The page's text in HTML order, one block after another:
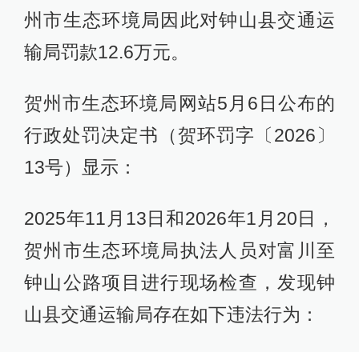
州市生态环境局因此对钟山县交通运
输局罚款12.6万元。
贺州市生态环境局网站5月6日公布的
行政处罚决定书（贺环罚字〔2026〕
13号）显示：
2025年11月13日和2026年1月20日，
贺州市生态环境局执法人员对富川至
钟山公路项目进行现场检查，发现钟
山县交通运输局存在如下违法行为：